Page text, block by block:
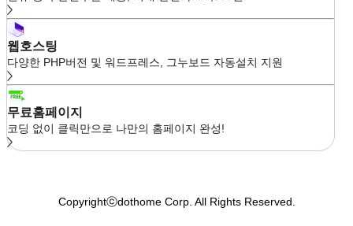
웹호스팅
다양한 PHP버전 및 워드프레스, 그누보드 자동설치 지원
무료홈페이지
코딩 없이 클릭만으로 나만의 홈페이지 완성!
Copyrightⓒdothome Corp. All Rights Reserved.